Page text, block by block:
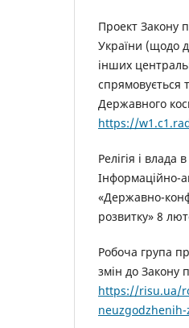
Проект Закону
України (щодо
інших
спрямовується
Державного
https://
Релігія і
Інформаційно-
«Державно-
розвитку» 8
Робоча група
змін до Закону
https://risu.ua/